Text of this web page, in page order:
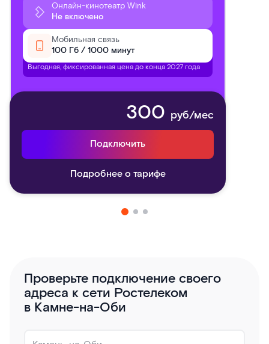
Онлайн-кинотеатр Wink
Не включено
Мобильная связь
100 Гб / 1000 минут
Выгодная, фиксированная цена до конца 2027 года
300 руб/мес
Подключить
Подробнее о тарифе
Проверьте подключение своего
адреса к сети Ростелеком
в Камне-на-Оби